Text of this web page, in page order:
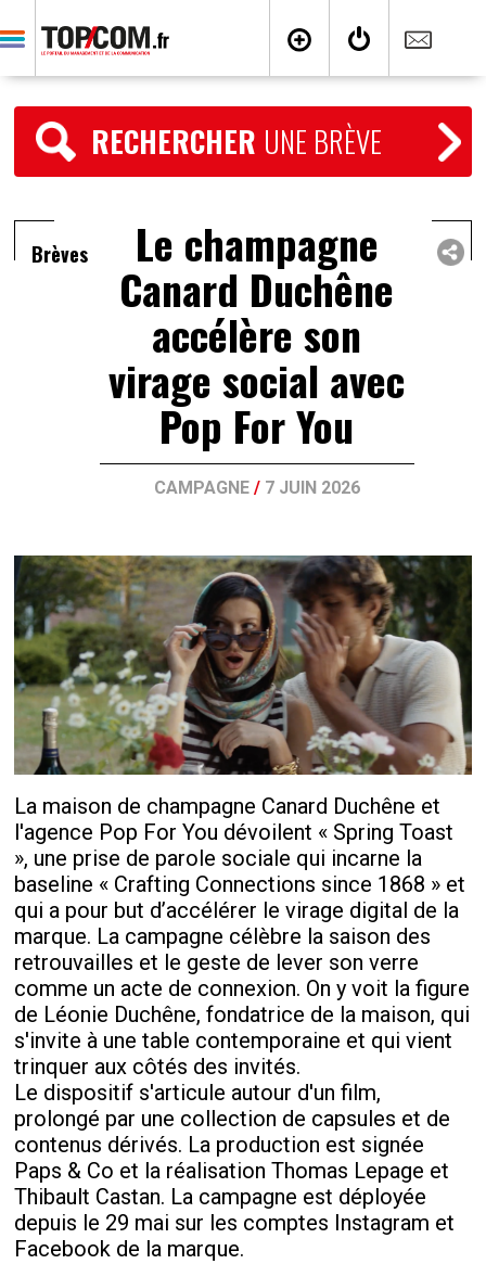
RECHERCHER UNE BRÈVE
Brèves Le champagne
Canard Duchêne
accélère son
virage social avec
Pop For You
CAMPAGNE/ 7 JUIN 2026
La maison de champagne Canard Duchêne et
l'agence Pop For You dévoilent « Spring Toast
», une prise de parole sociale qui incarne la
baseline « Crafting Connections since 1868 » et
qui a pour but d’accélérer le virage digital de la
marque. La campagne célèbre la saison des
retrouvailles et le geste de lever son verre
comme un acte de connexion. On y voit la figure
de Léonie Duchêne, fondatrice de la maison, qui
s'invite à une table contemporaine et qui vient
trinquer aux côtés des invités.
Le dispositif s'articule autour d'un film,
prolongé par une collection de capsules et de
contenus dérivés. La production est signée
Paps & Co et la réalisation Thomas Lepage et
Thibault Castan. La campagne est déployée
depuis le 29 mai sur les comptes Instagram et
Facebook de la marque.